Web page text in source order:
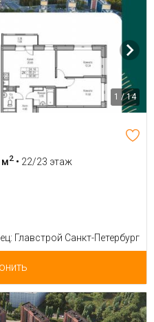
1 / 14
м2 • 22/23 этаж
Главстрой Санкт-Петербург